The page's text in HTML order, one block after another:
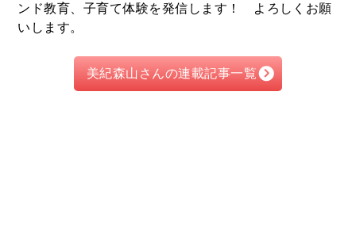
ンド教育、子育て体験を発信します！ よろしくお願
いします。
美紀森山さんの連載記事一覧